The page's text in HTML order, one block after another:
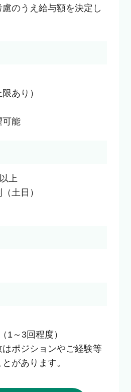
のうえ給与額を決定し
あり）
可能
上
土日）
1～3回程度）
ポジションやご経験等
があります。